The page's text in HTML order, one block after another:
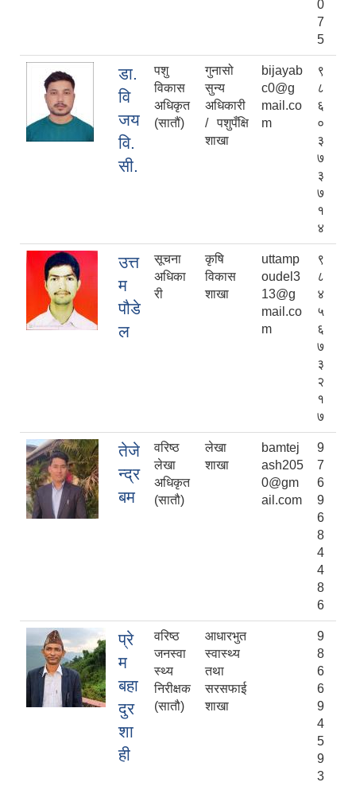
0
7
5
डा.
वि
जय
वि.
सी.
पशु
विकास
अधिकृत
(सातौं)
गुनासो
सुन्य
अधिकारी
/ पशुपँक्षि
शाखा
bijayab
c0@g
mail.co
m
९
८
६
०
३
७
३
७
१
४
उत्त
म
पौडे
ल
सूचना
अधिका
री
कृषि
विकास
शाखा
uttamp
oudel3
13@g
mail.co
m
९
८
४
५
६
७
३
२
१
७
तेजे
न्द्र
बम
वरिष्‍ठ
लेखा
अधिकृत
(सातौ)
लेखा
शाखा
bamtej
ash205
0@gm
ail.com
9
7
6
9
6
8
4
4
8
6
प्रे
म
बहा
दुर
शा
ही
वरिष्‍ठ
जनस्वा
स्थ्य
निरीक्षक
(सातौ)
आधारभुत
स्वास्थ्य
तथा
सरसफाई
शाखा
9
8
6
6
9
4
5
9
3